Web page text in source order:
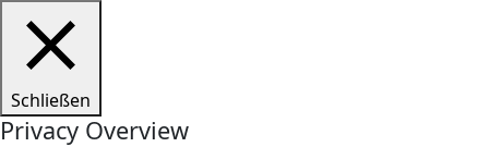
Schließen
Privacy Overview